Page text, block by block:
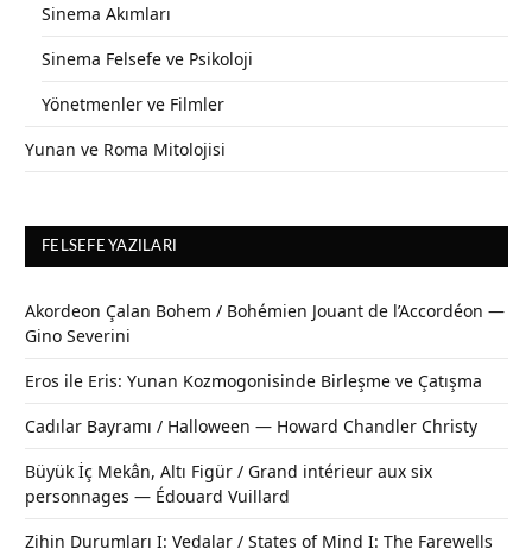
Sinema Akımları
Sinema Felsefe ve Psikoloji
Yönetmenler ve Filmler
Yunan ve Roma Mitolojisi
FELSEFE YAZILARI
Akordeon Çalan Bohem / Bohémien Jouant de l’Accordéon —
Gino Severini
Eros ile Eris: Yunan Kozmogonisinde Birleşme ve Çatışma
Cadılar Bayramı / Halloween — Howard Chandler Christy
Büyük İç Mekân, Altı Figür / Grand intérieur aux six
personnages — Édouard Vuillard
Zihin Durumları I: Vedalar / States of Mind I: The Farewells